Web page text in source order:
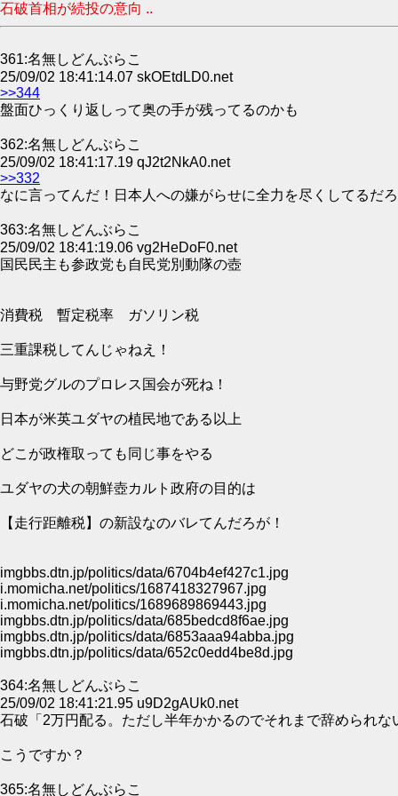
石破首相が続投の意向 ..
361:名無しどんぶらこ
25/09/02 18:41:14.07 skOEtdLD0.net
>>344
盤面ひっくり返しって奥の手が残ってるのかも
362:名無しどんぶらこ
25/09/02 18:41:17.19 qJ2t2NkA0.net
>>332
なに言ってんだ！日本人への嫌がらせに全力を尽くしてるだ
363:名無しどんぶらこ
25/09/02 18:41:19.06 vg2HeDoF0.net
国民民主も参政党も自民党別動隊の壺
消費税 暫定税率 ガソリン税
三重課税してんじゃねえ！
与野党グルのプロレス国会が死ね！
日本が米英ユダヤの植民地である以上
どこが政権取っても同じ事をやる
ユダヤの犬の朝鮮壺カルト政府の目的は
【走行距離税】の新設なのバレてんだろが！
imgbbs.dtn.jp/politics/data/6704b4ef427c1.jpg
i.momicha.net/politics/1687418327967.jpg
i.momicha.net/politics/1689689869443.jpg
imgbbs.dtn.jp/politics/data/685bedcd8f6ae.jpg
imgbbs.dtn.jp/politics/data/6853aaa94abba.jpg
imgbbs.dtn.jp/politics/data/652c0edd4be8d.jpg
364:名無しどんぶらこ
25/09/02 18:41:21.95 u9D2gAUk0.net
石破「2万円配る。ただし半年かかるのでそれまで辞められな
こうですか？
365:名無しどんぶらこ